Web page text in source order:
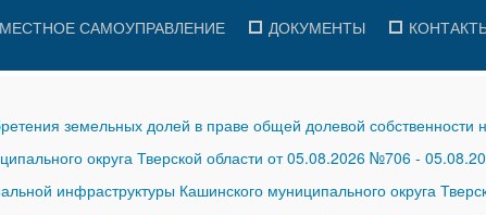
МЕСТНОЕ САМОУПРАВЛЕНИЕ ДОКУМЕНТЫ
земельных долей в праве общей долевой собственности
округа Тверской области от 05.08.2026 №706 -
инфраструктуры Кашинского муниципального округа